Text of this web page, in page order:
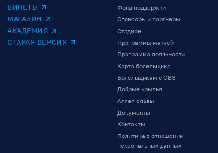
БИЛЕТЫ
МАГАЗИН
АКАДЕМИЯ
СТАРАЯ ВЕРСИЯ
Фонд поддержки
Спонсоры и партнеры
Стадион
Программы матчей
Программа лояльности
Карта болельщика
Болельщикам с ОВЗ
Добрые крылья
Аллея славы
Документы
Контакты
Политика в отношении
персональных данных